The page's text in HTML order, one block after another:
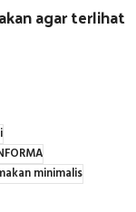
agar terlihat
minimalis